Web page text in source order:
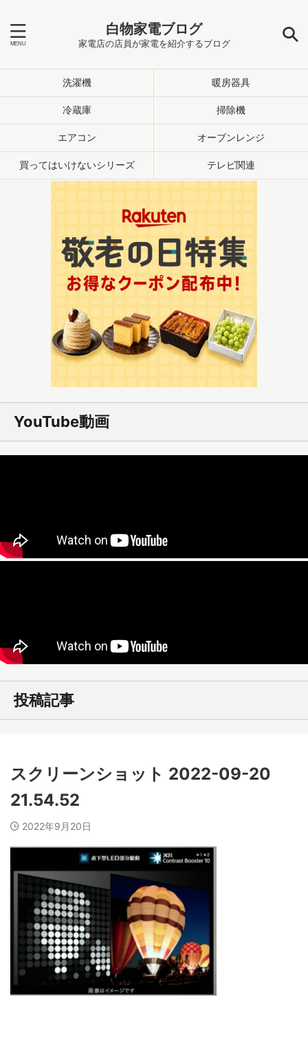
白物家電ブログ
家電店の店員が家電を紹介するブログ
洗濯機 暖房器具
冷蔵庫 掃除機
エアコン オーブンレンジ
買ってはいけないシリーズ テレビ関連
YouTube動画
投稿記事
スクリーンショット 2022-09-20
21.54.52
2022年9月20日